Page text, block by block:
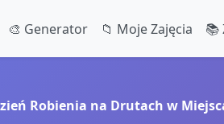
🎨 Generator 📁 Moje Zajęcia 📚
Robienia na Drutach w